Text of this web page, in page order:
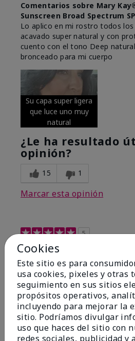
Comentarios sobre Mary
Sunscreen Broad Spectrum
Lo aplico en mi rostro todos los
acavado super natural y con
cuento con el tono Deep
bronceado para mi cuerpo
Su capa super ligera
que luce uno muy
natural
¿Le ha resultado
opinión?
15 1
Marcar esta opinión
5
Excellent
EnviadoHace 4 meses
Coverly
deColumbia Missouri
Evaluado en
marykay.com/en-us/
Comentarios sobre Mary
Cookies
Este sitio es para
usa cookies, pixeles y otras
seguimiento en sus sitios
propósitos operativos,
incluyendo para mejorar la
sitio. Podríamos divulgar
uso que haces del sitio con
redes sociales, publicidad y